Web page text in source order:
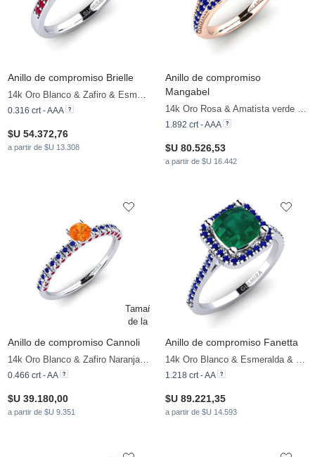
Anillo de compromiso Brielle
14k Oro Blanco & Zafiro & Esmeralda & Rubí
0.316 crt - AAA
$U 54.372,76
a partir de $U 13.308
Anillo de compromiso
Mangabel
14k Oro Rosa & Amatista verde & Zafiro
1.892 crt - AAA
$U 80.526,53
a partir de $U 16.442
Anillo de compromiso Cannoli
14k Oro Blanco & Zafiro Naranja & Zafiro & Rubí
0.466 crt - AA
$U 39.180,00
a partir de $U 9.351
Anillo de compromiso Fanetta
14k Oro Blanco & Esmeralda & Zafiro
1.218 crt - AA
$U 89.221,35
a partir de $U 14.593